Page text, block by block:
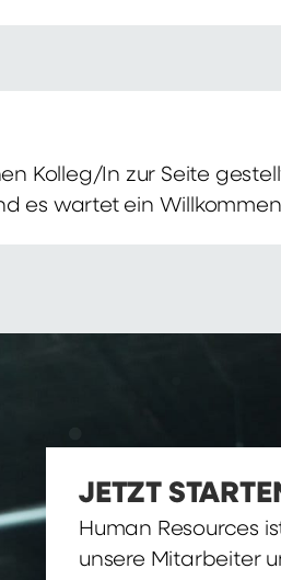
Kolleg/In zur Seite
es wartet ein
JETZT
Human Resources
unsere Mitarbeiter